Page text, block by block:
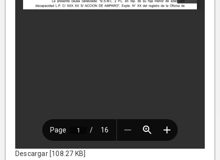
Descargar [108.27 KB]